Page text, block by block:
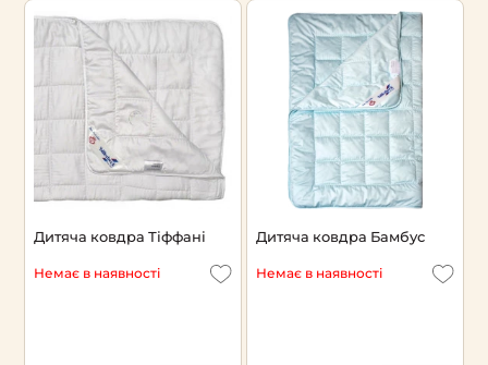
Дитяча ковдра Тіффані
Немає в наявності
Дитяча ковдра Бамбус
Немає в наявності